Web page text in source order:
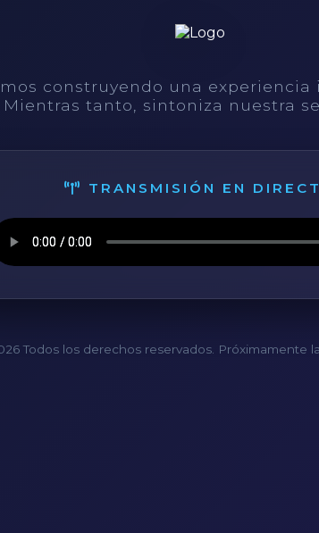
construyendo una experiencia
tanto, sintoniza nuestra
TRANSMISIÓN EN
Todos los derechos reservados. Próximamente